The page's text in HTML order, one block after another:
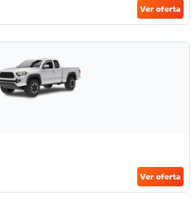
Ver oferta
Ver oferta